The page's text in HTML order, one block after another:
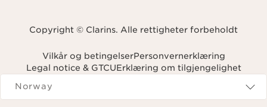
Copyright © Clarins. Alle rettigheter forbeholdt
Vilkår og betingelserPersonvernerklæring
Legal notice & GTCUErklæring om tilgjengelighet
Navigates to
Norway